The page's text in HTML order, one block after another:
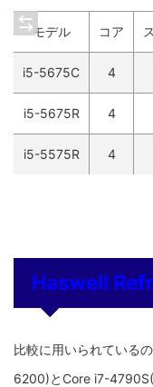
モデル コア
i5-5675C 4
i5-5675R 4
i5-5575R 4
Haswell
比較に用いられている
6200)とCore i7-